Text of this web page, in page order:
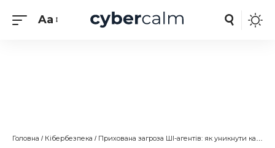
Aa
Головна / Кібербезпека / Прихована загроза ШІ-агентів: як уникнути катастрофи при впровадженні ШІ